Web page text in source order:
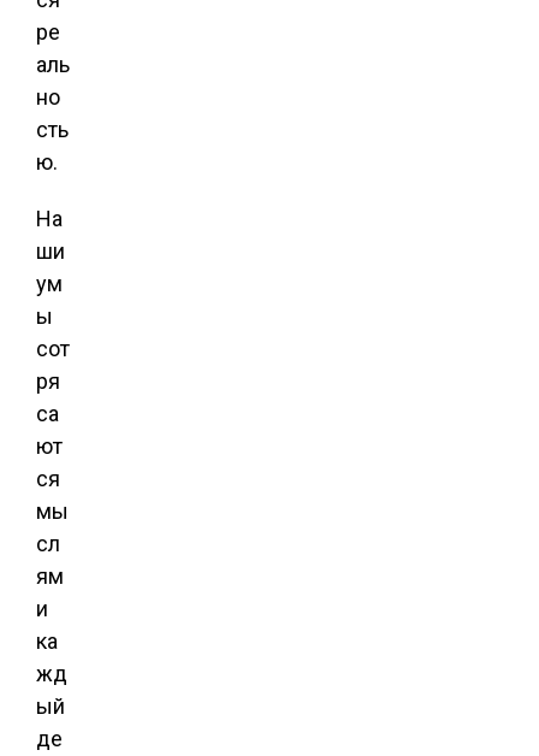
ре
аль
но
сть
ю.
На
ши
ум
ы
сот
ря
са
ют
ся
мы
сл
ям
и
ка
жд
ый
де